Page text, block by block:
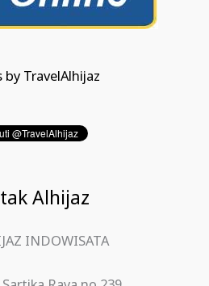
by TravelAlhijaz
Alhijaz
INDOWISATA